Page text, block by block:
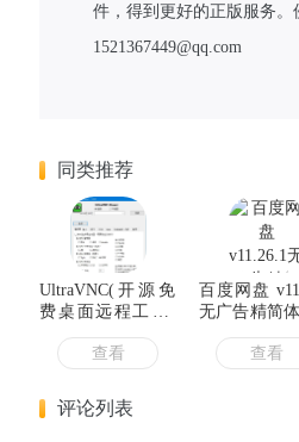
件，得到更好的正版服务。
1521367449@qq.com
同类推荐
UltraVNC(开源免
费桌面远程工具)
查看
百度网盘
无广告精简体
查看
评论列表